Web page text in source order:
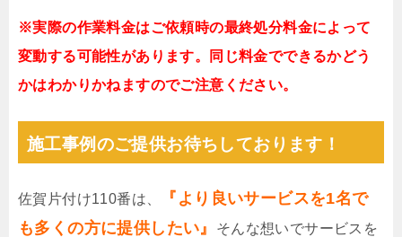
※実際の作業料金はご依頼時の最終処分料金によって
変動する可能性があります。同じ料金でできるかどう
かはわかりかねますのでご注意ください。
施工事例のご提供お待ちしております！
佐賀片付け110番は、
『より良いサービスを1名で
も多くの方に提供したい』
そんな想いでサービスを